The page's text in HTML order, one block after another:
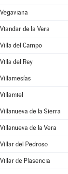
Vegaviana
Viandar de la Vera
Villa del Campo
Villa del Rey
Villamesías
Villamiel
Villanueva de la Sierra
Villanueva de la Vera
Villar del Pedroso
Villar de Plasencia